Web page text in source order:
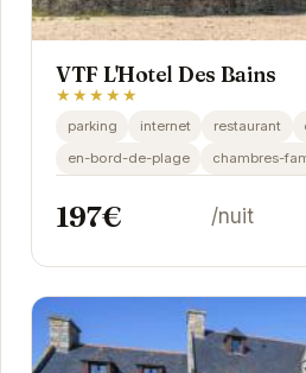
VTF L'Hotel Des Bains
★★★★★
parking internet restaurant
en-bord-de-plage
chambres-
197€ /nuit